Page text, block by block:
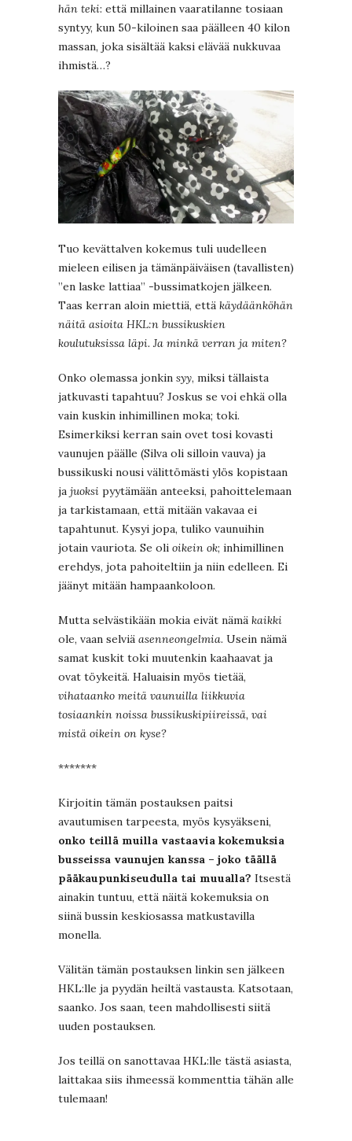
hän teki: että millainen vaaratilanne tosiaan
syntyy, kun 50-kiloinen saa päälleen 40 kilon
massan, joka sisältää kaksi elävää nukkuvaa
ihmistä…?
Tuo kevättalven kokemus tuli uudelleen
mieleen eilisen ja tämänpäiväisen (tavallisten)
”en laske lattiaa” -bussimatkojen jälkeen.
Taas kerran aloin miettiä, että käydäänköhän
näitä asioita HKL:n bussikuskien
koulutuksissa läpi. Ja minkä verran ja miten?
Onko olemassa jonkin syy, miksi tällaista
jatkuvasti tapahtuu? Joskus se voi ehkä olla
vain kuskin inhimillinen moka; toki.
Esimerkiksi kerran sain ovet tosi kovasti
vaunujen päälle (Silva oli silloin vauva) ja
bussikuski nousi välittömästi ylös kopistaan
ja juoksi pyytämään anteeksi, pahoittelemaan
ja tarkistamaan, että mitään vakavaa ei
tapahtunut. Kysyi jopa, tuliko vaunuihin
jotain vauriota. Se oli oikein ok; inhimillinen
erehdys, jota pahoiteltiin ja niin edelleen. Ei
jäänyt mitään hampaankoloon.
Mutta selvästikään mokia eivät nämä kaikki
ole, vaan selviä asenneongelmia. Usein nämä
samat kuskit toki muutenkin kaahaavat ja
ovat töykeitä. Haluaisin myös tietää,
vihataanko meitä vaunuilla liikkuvia
tosiaankin noissa bussikuskipiireissä, vai
mistä oikein on kyse?
*******
Kirjoitin tämän postauksen paitsi
avautumisen tarpeesta, myös kysyäkseni,
onko teillä muilla vastaavia kokemuksia
busseissa vaunujen kanssa – joko täällä
pääkaupunkiseudulla tai muualla? Itsestä
ainakin tuntuu, että näitä kokemuksia on
siinä bussin keskiosassa matkustavilla
monella.
Välitän tämän postauksen linkin sen jälkeen
HKL:lle ja pyydän heiltä vastausta. Katsotaan,
saanko. Jos saan, teen mahdollisesti siitä
uuden postauksen.
Jos teillä on sanottavaa HKL:lle tästä asiasta,
laittakaa siis ihmeessä kommenttia tähän alle
tulemaan!